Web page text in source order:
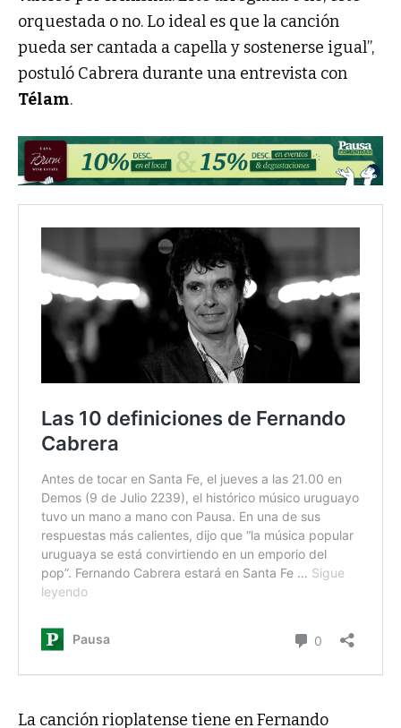
orquestada o no. Lo ideal es que la canción
pueda ser cantada a capella y sostenerse igual”,
postuló Cabrera durante una entrevista con
Télam.
La canción rioplatense tiene en Fernando